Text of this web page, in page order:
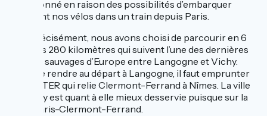
sélectionné en raison des possibilités d’embarquer
aisément nos vélos dans un train depuis Paris.
Plus précisément, nous avons choisi de parcourir en 6
jours les 280 kilomètres qui suivent l’une des dernières
rivières sauvages d’Europe entre Langogne et Vichy.
Pour se rendre au départ à Langogne, il faut emprunter
la ligne TER qui relie Clermont-Ferrand à Nîmes. La ville
de Vichy est quant à elle mieux desservie puisque sur la
ligne Paris-Clermont-Ferrand.